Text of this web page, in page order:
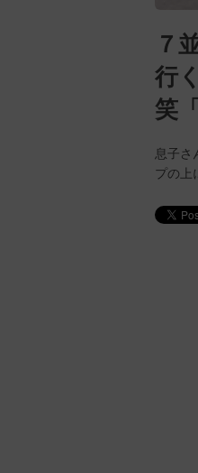
７
行
笑
息子さ
プの上